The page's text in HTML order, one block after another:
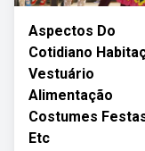
Aspectos Do
Cotidiano
Vestuário
Alimentação
Costumes
Etc